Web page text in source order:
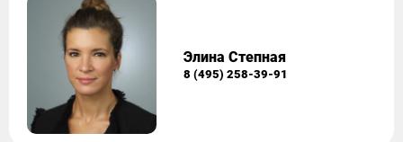
Элина Степная
8 (495) 258-39-91